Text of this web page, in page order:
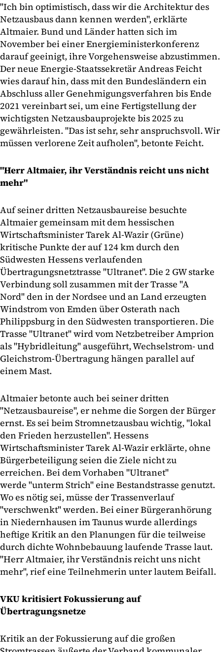
"Ich bin optimistisch, dass wir die Architektur des
Netzausbaus dann kennen werden", erklärte
Altmaier. Bund und Länder hatten sich im
November bei einer Energieministerkonferenz
darauf geeinigt, ihre Vorgehensweise abzustimmen.
Der neue Energie-Staatssekretär Andreas Feicht
wies darauf hin, dass mit den Bundesländern ein
Abschluss aller Genehmigungsverfahren bis Ende
2021 vereinbart sei, um eine Fertigstellung der
wichtigsten Netzausbauprojekte bis 2025 zu
gewährleisten. "Das ist sehr, sehr anspruchsvoll. Wir
müssen verlorene Zeit aufholen", betonte Feicht.
"Herr Altmaier, ihr Verständnis reicht uns nicht
mehr"
Auf seiner dritten Netzausbaureise besuchte
Altmaier gemeinsam mit dem hessischen
Wirtschaftsminister Tarek Al-Wazir (Grüne)
kritische Punkte der auf 124 km durch den
Südwesten Hessens verlaufenden
Übertragungsnetztrasse "Ultranet". Die 2 GW starke
Verbindung soll zusammen mit der Trasse "A
Nord" den in der Nordsee und an Land erzeugten
Windstrom von Emden über Osterath nach
Philippsburg in den Südwesten transportieren. Die
Trasse "Ultranet" wird vom Netzbetreiber Amprion
als "Hybridleitung" ausgeführt, Wechselstrom- und
Gleichstrom-Übertragung hängen parallel auf
einem Mast.
Altmaier betonte auch bei seiner dritten
"Netzausbaureise", er nehme die Sorgen der Bürger
ernst. Es sei beim Stromnetzausbau wichtig, "lokal
den Frieden herzustellen". Hessens
Wirtschaftsminister Tarek Al-Wazir erklärte, ohne
Bürgerbeteiligung seien die Ziele nicht zu
erreichen. Bei dem Vorhaben "Ultranet"
werde "unterm Strich" eine Bestandstrasse genutzt.
Wo es nötig sei, müsse der Trassenverlauf
"verschwenkt" werden. Bei einer Bürgeranhörung
in Niedernhausen im Taunus wurde allerdings
heftige Kritik an den Planungen für die teilweise
durch dichte Wohnbebauung laufende Trasse laut.
"Herr Altmaier, ihr Verständnis reicht uns nicht
mehr", rief eine Teilnehmerin unter lautem Beifall.
VKU kritisiert Fokussierung auf
Übertragungsnetze
Kritik an der Fokussierung auf die großen